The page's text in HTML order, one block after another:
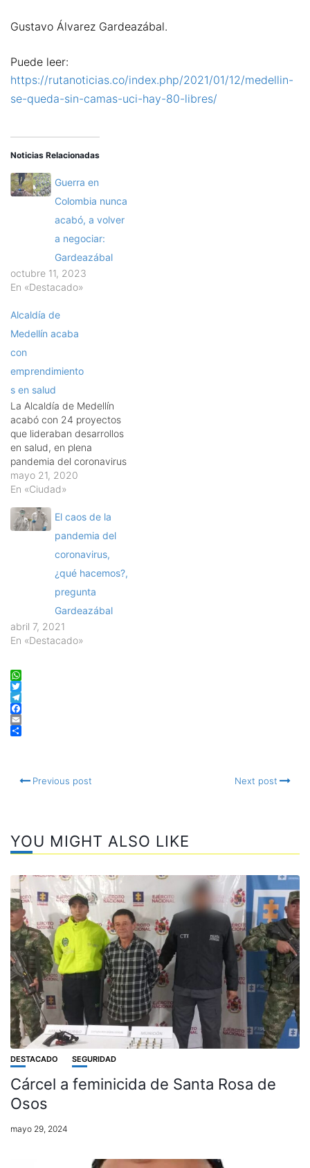
Gustavo Álvarez Gardeazábal.
Puede leer:
https://rutanoticias.co/index.php/2021/01/12/medellin-
se-queda-sin-camas-uci-hay-80-libres/
Noticias Relacionadas
Guerra en
Colombia nunca
acabó, a volver
a negociar:
Gardeazábal
octubre 11, 2023
En «Destacado»
Alcaldía de
Medellín acaba
con
emprendimiento
s en salud
La Alcaldía de Medellín
acabó con 24 proyectos
que lideraban desarrollos
en salud, en plena
pandemia del coronavirus
que ya dejó seis muertos
en la ciudad. Estos 24
emprendedores, quienes
desde hace dos años
manejaban desarrollos de
telemedicina, software
para equipos médicos y
para el tratamiento de…
mayo 21, 2020
En «Ciudad»
El caos de la
pandemia del
coronavirus,
¿qué hacemos?,
pregunta
Gardeazábal
abril 7, 2021
En «Destacado»
WhatsApp
Twitter
Telegram
Facebook
Email
Previous post Next post
YOU MIGHT ALSO LIKE
DESTACADO SEGURIDAD
Cárcel a feminicida de Santa Rosa de
Osos
mayo 29, 2024